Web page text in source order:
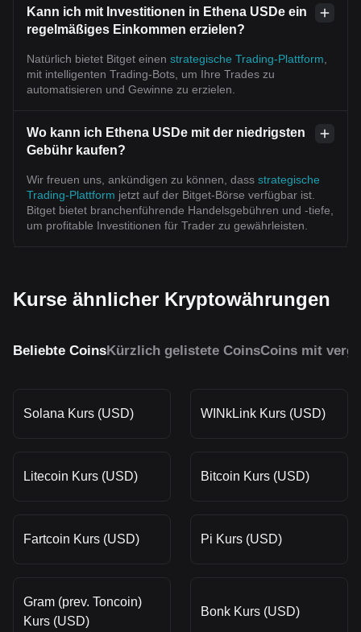
Kann ich mit Investitionen in Ethena USDe ein
regelmäßiges Einkommen erzielen?
Natürlich bietet Bitget einen strategische Trading-Plattform
mit intelligenten Trading-Bots, um Ihre Trades zu
automatisieren und Gewinne zu erzielen.
Wo kann ich Ethena USDe mit der niedrigsten
Gebühr kaufen?
Wir freuen uns, ankündigen zu können, dass strategische
Trading-Plattform jetzt auf der Bitget-Börse verfügbar ist.
Bitget bietet branchenführende Handelsgebühren und -tiefe,
um profitable Investitionen für Trader zu gewährleisten.
Kurse ähnlicher Kryptowährungen
Beliebte CoinsKürzlich gelistete CoinsCoins mit
Solana Kurs (USD) WINkLink Kurs (USD)
Litecoin Kurs (USD) Bitcoin Kurs (USD)
Fartcoin Kurs (USD) Pi Kurs (USD)
Gram (prev. Toncoin)
Kurs (USD)
Bonk Kurs (USD)